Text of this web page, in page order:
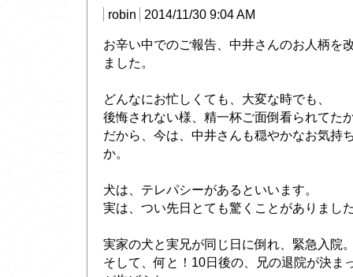
robin
2014/11/30 9:04 AM
お辛い中でのご報告、中井さんのお人柄を
ました。
どんなにお忙しくても、大変な時でも、
後悔されない様、精一杯ご面倒看られてた
だから、今は、中井さんも穏やかなお気持
か。
犬は、テレパシーがあるといいます。
実は、つい先日とても驚くことがありまし
実家の犬と実兄が同じ日に倒れ、緊急入院
そして、何と！10日後の、兄の退院が決ま